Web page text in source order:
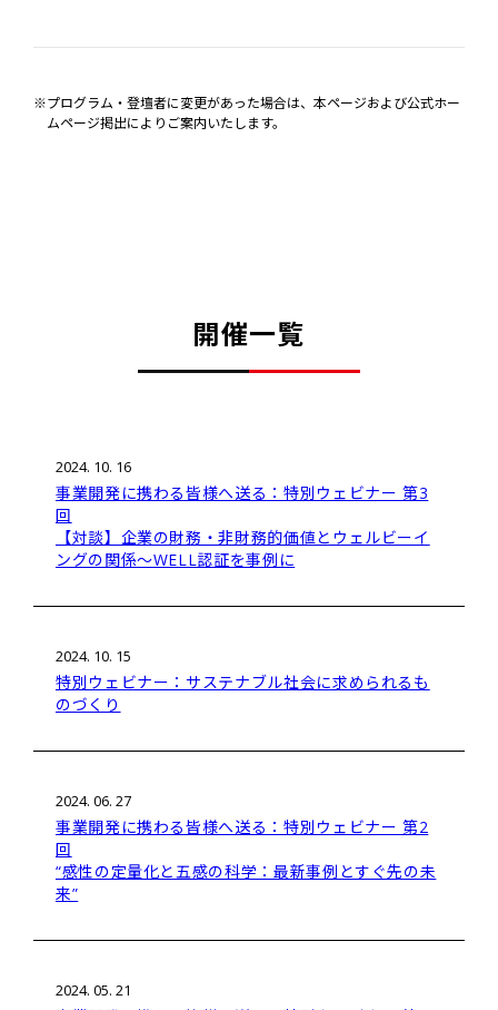
※プログラム・登壇者に変更があった場合は、本ページおよび公式ホー
ムページ掲出によりご案内いたします。
開催一覧
2024. 10. 16
事業開発に携わる皆様へ送る：特別ウェビナー 第3
回
【対談】企業の財務・非財務的価値とウェルビーイ
ングの関係～WELL認証を事例に
2024. 10. 15
特別ウェビナー：サステナブル社会に求められるも
のづくり
2024. 06. 27
事業開発に携わる皆様へ送る：特別ウェビナー 第2
回
“感性の定量化と五感の科学：最新事例とすぐ先の未
来”
2024. 05. 21